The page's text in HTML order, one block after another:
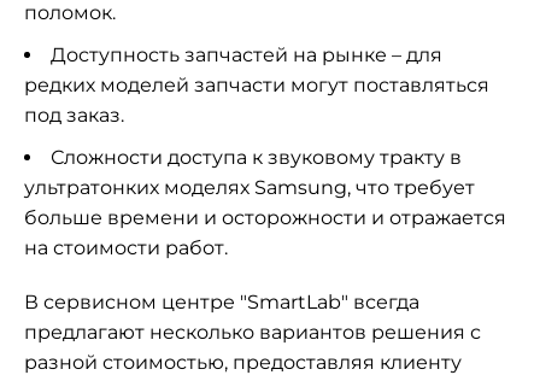
поломок.
Доступность запчастей на рынке – для
редких моделей запчасти могут поставляться
под заказ.
Сложности доступа к звуковому тракту в
ультратонких моделях Samsung, что требует
больше времени и осторожности и отражается
на стоимости работ.
В сервисном центре "SmartLab" всегда
предлагают несколько вариантов решения с
разной стоимостью, предоставляя клиенту